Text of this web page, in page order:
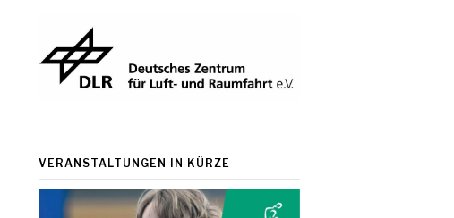
VERANSTALTUNGEN IN KÜRZE